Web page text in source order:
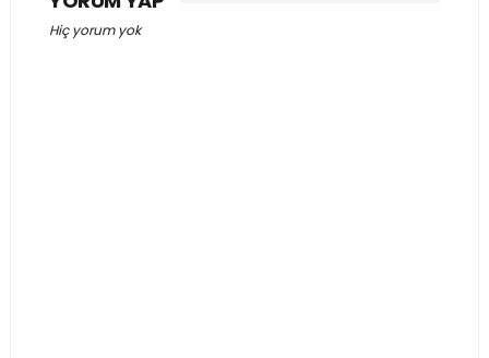
Hiç yorum yok